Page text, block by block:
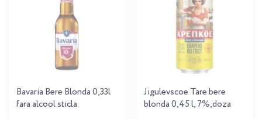
Bavaria Bere Blonda 0,33l
fara alcool sticla
Jigulevscoe Tare bere
blonda 0,45 l, 7%,doza